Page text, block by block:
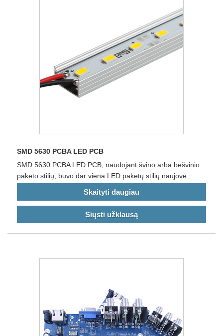
SMD 5630 PCBA LED PCB
SMD 5630 PCBA LED PCB, naudojant švino arba bešvinio
paketo stilių, buvo dar viena LED paketų stilių naujovė.
Skaityti daugiau
Siųsti užklausą